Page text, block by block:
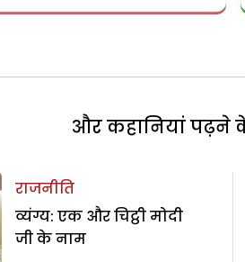
और कहानियां पढ़ने
राजनीति
व्यंग्य: एक और चिट्ठी मोदी
जी के नाम